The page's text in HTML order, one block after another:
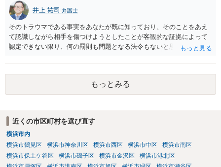
井上 祐司 弁護士
そのトラウマである事実をあなたが既に知っており、そのことをあえ
て認識しながら相手を傷つけようとしたことが客観的な証拠によって
認定できない限り、何の罰則も問題となる法令もないと思われます。
もっとみる
近くの市区町村を選び直す
横浜市内
横浜市鶴見区
横浜市神奈川区 横浜市西区 横浜市中区
横浜市南区
横浜市保土ケ谷区
横浜市磯子区 横浜市金沢区
横浜市港北区